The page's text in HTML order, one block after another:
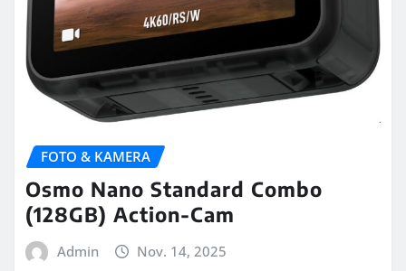
FOTO & KAMERA
Osmo Nano Standard Combo
(128GB) Action-Cam
Admin Nov. 14, 2025